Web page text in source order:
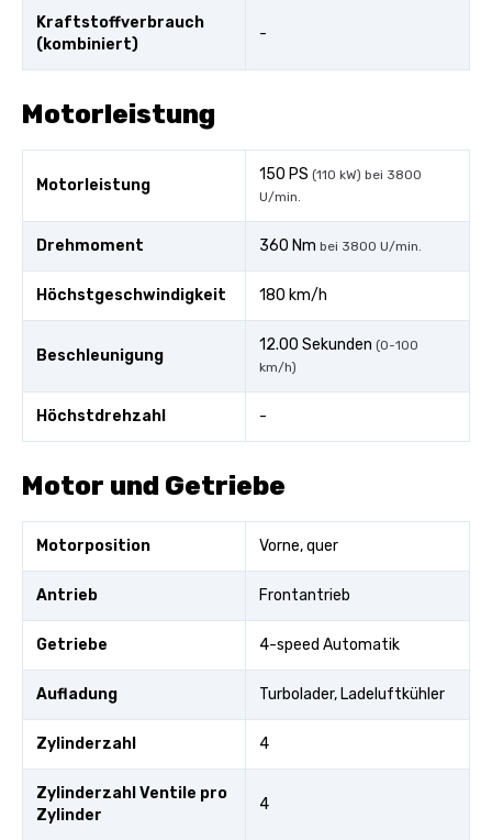
Kraftstoffverbrauch
(kombiniert)
-
Motorleistung
Motorleistung
150 PS (110 kW) bei 3800
U/min.
Drehmoment 360 Nm bei 3800 U/min.
Höchstgeschwindigkeit 180 km/h
Beschleunigung
12.00 Sekunden (0-100
km/h)
Höchstdrehzahl -
Motor und Getriebe
Motorposition Vorne, quer
Antrieb Frontantrieb
Getriebe 4-speed Automatik
Aufladung Turbolader, Ladeluftkühler
Zylinderzahl 4
Zylinderzahl Ventile pro
Zylinder
4